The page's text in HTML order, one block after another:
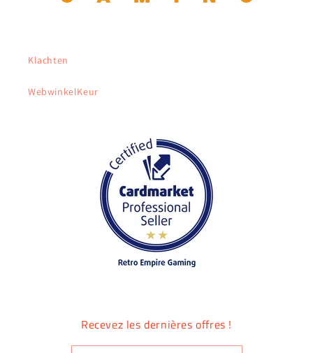
Klachten
WebwinkelKeur
Recevez les dernières offres !